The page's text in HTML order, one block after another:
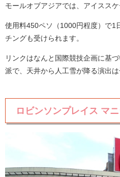
モールオブアジアでは、アイスス
使用料450ペソ（1000円程度）で1
チングも受けられます。
リンクはなんと国際競技企画に基
派で、天井から人工雪が降る演出は
ロビンソンプレイス マニ